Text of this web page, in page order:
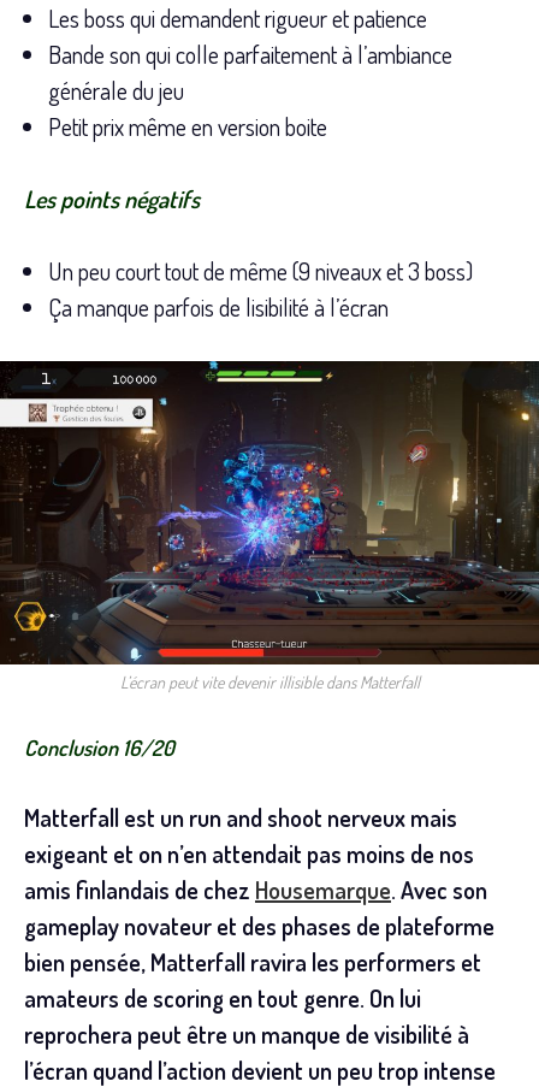
Les boss qui demandent rigueur et patience
Bande son qui colle parfaitement à l’ambiance
générale du jeu
Petit prix même en version boite
Les points négatifs
Un peu court tout de même (9 niveaux et 3 boss)
Ça manque parfois de lisibilité à l’écran
L’écran peut vite devenir illisible dans Matterfall
Conclusion 16/20
Matterfall est un run and shoot nerveux mais
exigeant et on n’en attendait pas moins de nos
amis finlandais de chez Housemarque. Avec son
gameplay novateur et des phases de plateforme
bien pensée, Matterfall ravira les performers et
amateurs de scoring en tout genre. On lui
reprochera peut être un manque de visibilité à
l’écran quand l’action devient un peu trop intense